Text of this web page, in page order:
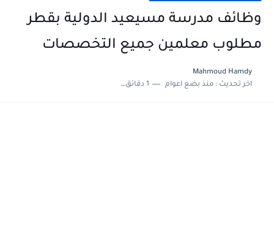
وظائف مدرسة مسيعيد الدولية بقطر
مطلوب معلمين جميع التخصصات
Mahmoud Hamdy
اخر تحديث :منذ بضع اعوام 1 دقائق للقراءة